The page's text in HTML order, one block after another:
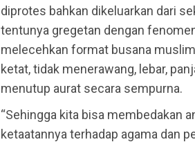
diprotes bahkan dikeluarkan dari
tentunya gregetan dengan
melecehkan format busana
ketat, tidak menerawang, lebar,
menutup aurat secara sempurna.
“Sehingga kita bisa membedakan
ketaatannya terhadap agama dan